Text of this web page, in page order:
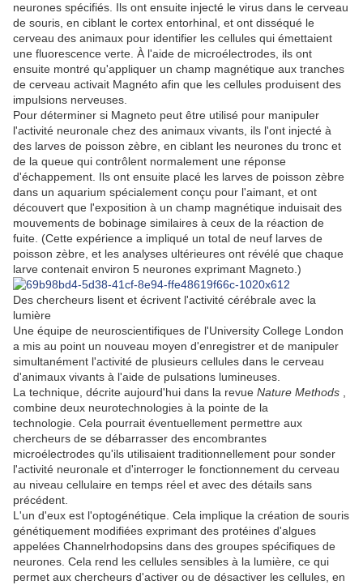
neurones spécifiés. Ils ont ensuite injecté le virus dans le cerveau
de souris, en ciblant le cortex entorhinal, et ont disséqué le
cerveau des animaux pour identifier les cellules qui émettaient
une fluorescence verte. À l'aide de microélectrodes, ils ont
ensuite montré qu'appliquer un champ magnétique aux tranches
de cerveau activait Magnéto afin que les cellules produisent des
impulsions nerveuses.
Pour déterminer si Magneto peut être utilisé pour manipuler
l'activité neuronale chez des animaux vivants, ils l'ont injecté à
des larves de poisson zèbre, en ciblant les neurones du tronc et
de la queue qui contrôlent normalement une réponse
d'échappement. Ils ont ensuite placé les larves de poisson zèbre
dans un aquarium spécialement conçu pour l'aimant, et ont
découvert que l'exposition à un champ magnétique induisait des
mouvements de bobinage similaires à ceux de la réaction de
fuite. (Cette expérience a impliqué un total de neuf larves de
poisson zèbre, et les analyses ultérieures ont révélé que chaque
larve contenait environ 5 neurones exprimant Magneto.)
Des chercheurs lisent et écrivent l'activité cérébrale avec la
lumière
Une équipe de neuroscientifiques de l'University College London
a mis au point un nouveau moyen d'enregistrer et de manipuler
simultanément l'activité de plusieurs cellules dans le cerveau
d'animaux vivants à l'aide de pulsations lumineuses.
La technique, décrite aujourd'hui dans la revue Nature Methods
combine deux neurotechnologies à la pointe de la
technologie. Cela pourrait éventuellement permettre aux
chercheurs de se débarrasser des encombrantes
microélectrodes qu'ils utilisaient traditionnellement pour sonder
l'activité neuronale et d'interroger le fonctionnement du cerveau
au niveau cellulaire en temps réel et avec des détails sans
précédent.
L'un d'eux est l'optogénétique. Cela implique la création de souris
génétiquement modifiées exprimant des protéines d'algues
appelées Channelrhodopsins dans des groupes spécifiques de
neurones. Cela rend les cellules sensibles à la lumière, ce qui
permet aux chercheurs d'activer ou de désactiver les cellules, en